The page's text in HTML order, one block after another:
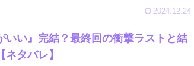
2024.12.24
いい』完結？最終回の衝撃ラストと結
タバレ】